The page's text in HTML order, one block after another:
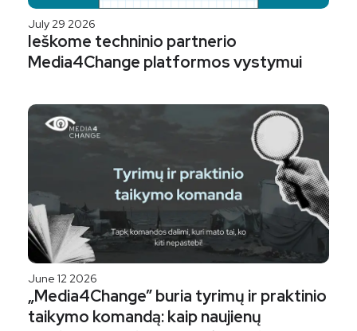
July 29 2026
Ieškome techninio partnerio
Media4Change platformos vystymui
June 12 2026
„Media4Change” buria tyrimų ir praktinio
taikymo komandą: kaip naujienų